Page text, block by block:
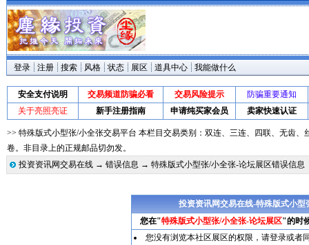
登录 注册 搜索 风格 状态 展区 道具中心 我能做什么
安全支付说明 交易频道防骗必看 交易风险提示
防骗重要通知
关于亮照亮证
新手注册指南 申请纯买家会员 卖家快速认证
>> 特殊版式小型张/小全张交易平台 本栏目交易类别：双连、三连、四联、无齿
卷。非目录上的正规邮品切勿发。
投资资讯网交易在线→ 错误信息 → 特殊版式小型张/小全张-论坛展区错误信息
投资资讯网交易在线-特殊版式小
您在"特殊版式小型张/小全张-论坛展区"的时
您没有浏览本社区展区的权限，请登录或者